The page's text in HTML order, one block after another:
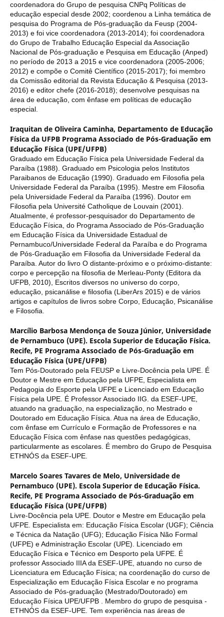
coordenadora do Grupo de pesquisa CNPq Políticas de
educação especial desde 2002; coordenou a Linha temática de
pesquisa do Programa de Pós-graduação da Feusp (2004-
2013) e foi vice coordenadora (2013-2014); foi coordenadora
do Grupo de Trabalho Educação Especial da Associação
Nacional de Pós-graduação e Pesquisa em Educação (Anped)
no período de 2013 a 2015 e vice coordenadora (2005-2006;
2012) e compõe o Comitê Científico (2015-2017); foi membro
da Comissão editorial da Revista Educação & Pesquisa (2013-
2016) e editor chefe (2016-2018); desenvolve pesquisas na
área de educação, com ênfase em políticas de educação
especial.
Iraquitan de Oliveira Caminha, Departamento de Educação
Física da UFPB Programa Associado de Pós-Graduação em
Educação Física (UPE/UFPB)
Graduado em Educação Física pela Universidade Federal da
Paraíba (1988). Graduado em Psicologia pelos Institutos
Paraibanos de Educação (1990). Graduado em Filosofia pela
Universidade Federal da Paraíba (1995). Mestre em Filosofia
pela Universidade Federal da Paraíba (1996). Doutor em
Filosofia pela Université Catholique de Louvain (2001).
Atualmente, é professor-pesquisador do Departamento de
Educação Física, do Programa Associado de Pós-Graduação
em Educação Física da Universidade Estadual de
Pernambuco/Universidade Federal da Paraíba e do Programa
de Pós-Graduação em Filosofia da Universidade Federal da
Paraíba. Autor do livro O distante-próximo e o próximo-distante:
corpo e percepção na filosofia de Merleau-Ponty (Editora da
UFPB, 2010), Escritos diversos no universo do corpo,
educação, psicanálise e filosofia (LiberArs 2015) e de vários
artigos e capítulos de livros sobre Corpo, Educação, Psicanálise
e Filosofia.
Marcílio Barbosa Mendonça de Souza Júnior, Universidade
de Pernambuco (UPE). Escola Superior de Educação Física.
Recife, PE Programa Associado de Pós-Graduação em
Educação Física (UPE/UFPB)
Tem Pós-Doutorado pela FEUSP e Livre-Docência pela UPE. É
Doutor e Mestre em Educação pela UFPE, Especialista em
Pedagogia do Esporte pela UFPE e Licenciado em Educação
Física pela UPE. É Professor Associado IIG. da ESEF-UPE,
atuando na graduação, na especialização, no Mestrado e
Doutorado em Educação Física. Atua na área de Educação,
com ênfase em Currículo e Formação de Professores e na
Educação Física com ênfase nas questões pedagógicas,
particularmente as escolares. É membro do Grupo de Pesquisa
ETHNÓS da ESEF-UPE.
Marcelo Soares Tavares de Melo, Universidade de
Pernambuco (UPE). Escola Superior de Educação Física.
Recife, PE Programa Associado de Pós-Graduação em
Educação Física (UPE/UFPB)
Livre-Docência pela UPE. Doutor e Mestre em Educação pela
UFPE. Especialista em: Educação Física Escolar (UGF); Ciência
e Técnica da Natação (UFG); Educação Física Não Formal
(UFPE) e Administração Escolar (UPE). Licenciado em
Educação Física e Técnico em Desporto pela UFPE. É
professor Associado IIIA da ESEF-UPE, atuando no curso de
Licenciatura em Educação Física; na coordenação do curso de
Especialização em Educação Física Escolar e no programa
Associado de Pós-graduação (Mestrado/Doutorado) em
Educação Física UPE/UFPB . Membro do grupo de pesquisa -
ETHNÓS da ESEF-UPE. Tem experiência nas áreas de